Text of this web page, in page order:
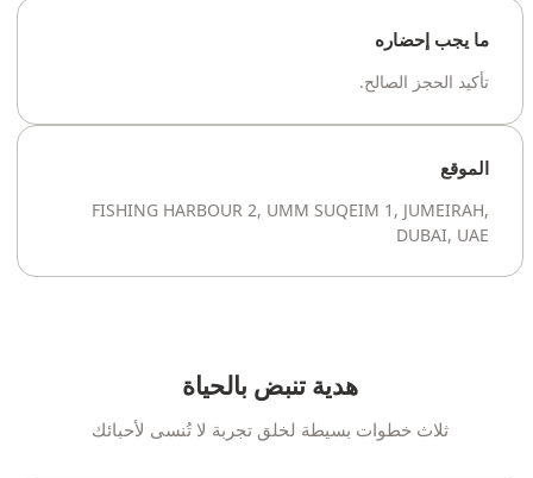
ما يجب إحضاره
تأكيد الحجز الصالح.
الموقع
FISHING HARBOUR 2, UMM SUQEIM 1, JUMEIRAH,
DUBAI, UAE
هدية تنبض بالحياة
ثلاث خطوات بسيطة لخلق تجربة لا تُنسى لأحبائك